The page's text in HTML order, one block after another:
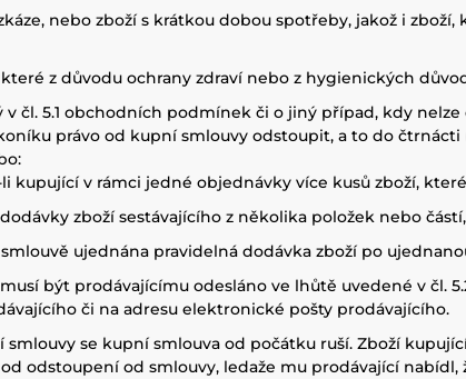
nebo zboží s krátkou dobou spotřeby, jakož i
z důvodu ochrany zdraví nebo z hygienických
čl. 5.1 obchodních podmínek či o jiný případ, kdy
právo od kupní smlouvy odstoupit, a to do
kupující v rámci jedné objednávky více kusů zboží,
zboží sestávajícího z několika položek nebo
ujednána pravidelná dodávka zboží po
být prodávajícímu odesláno ve lhůtě uvedené v čl.
či na adresu elektronické pošty prodávajícího.
se kupní smlouva od počátku ruší. Zboží
odstoupení od smlouvy, ledaže mu prodávající